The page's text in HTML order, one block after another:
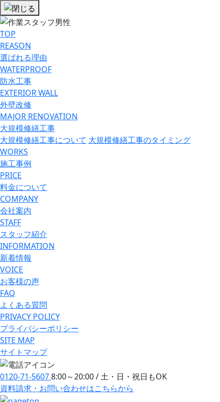
TOP
REASON
選ばれる理由
WATERPROOF
防⽔⼯事
EXTERIOR WALL
外壁改修
MAJOR RENOVATION
大規模修繕工事
大規模修繕工事について 大規模修繕工事のタイミング
WORKS
施工事例
PRICE
料金について
COMPANY
会社案内
STAFF
スタッフ紹介
INFORMATION
新着情報
VOICE
お客様の声
FAQ
よくある質問
PRIVACY POLICY
プライバシーポリシー
SITE MAP
サイトマップ
0120-71-56078:00～20:00 / 土・日・祝日もOK
資料請求・お問い合わせはこちらから